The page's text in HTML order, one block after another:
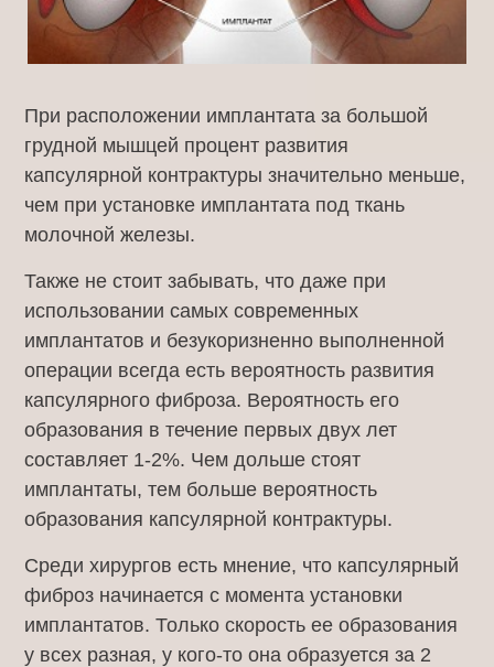
При расположении имплантата за большой
грудной мышцей процент развития
капсулярной контрактуры значительно меньше,
чем при установке имплантата под ткань
молочной железы.
Также не стоит забывать, что даже при
использовании самых современных
имплантатов и безукоризненно выполненной
операции всегда есть вероятность развития
капсулярного фиброза. Вероятность его
образования в течение первых двух лет
составляет 1-2%. Чем дольше стоят
имплантаты, тем больше вероятность
образования капсулярной контрактуры.
Среди хирургов есть мнение, что капсулярный
фиброз начинается с момента установки
имплантатов. Только скорость ее образования
у всех разная, у кого-то она образуется за 2